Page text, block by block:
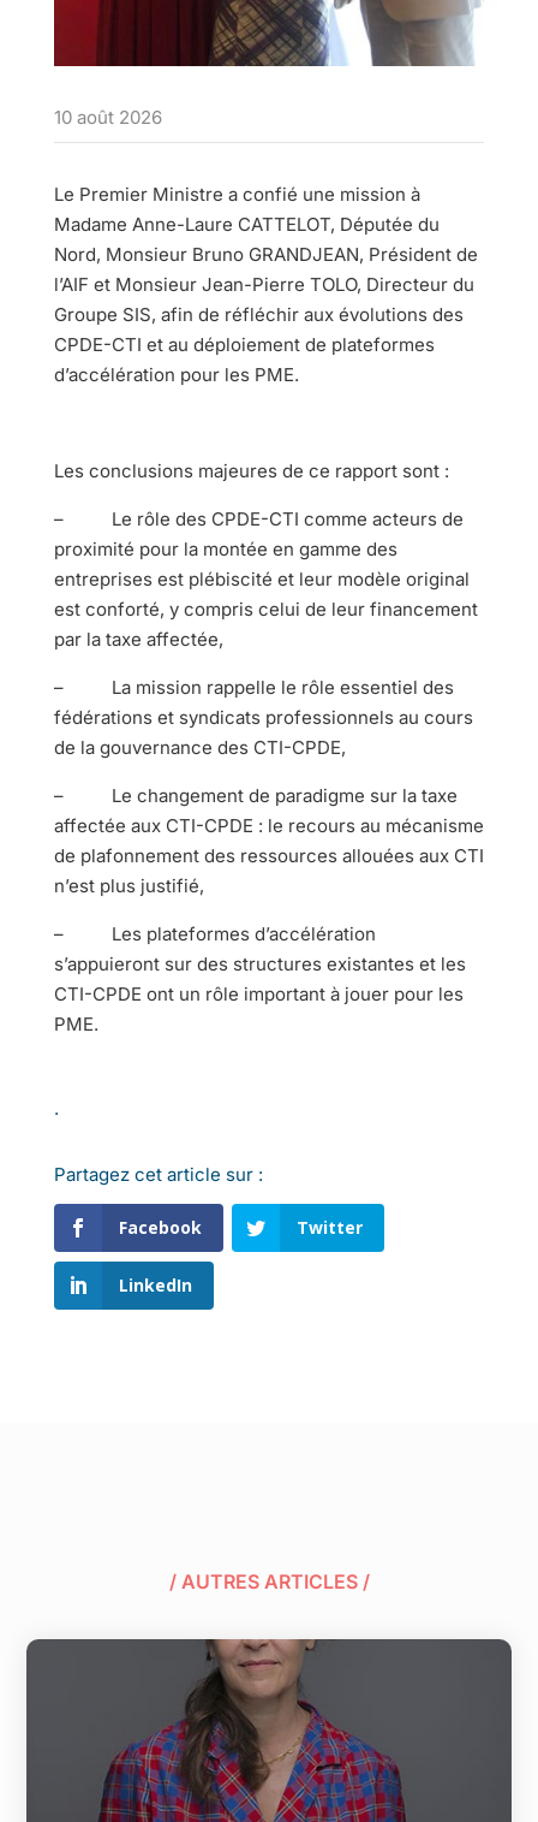
10 août 2026
Le Premier Ministre a confié une mission à
Madame Anne-Laure CATTELOT, Députée du
Nord, Monsieur Bruno GRANDJEAN, Président de
l’AIF et Monsieur Jean-Pierre TOLO, Directeur du
Groupe SIS, afin de réfléchir aux évolutions des
CPDE-CTI et au déploiement de plateformes
d’accélération pour les PME.
Les conclusions majeures de ce rapport sont :
– Le rôle des CPDE-CTI comme acteurs de
proximité pour la montée en gamme des
entreprises est plébiscité et leur modèle original
est conforté, y compris celui de leur financement
par la taxe affectée,
– La mission rappelle le rôle essentiel des
fédérations et syndicats professionnels au cours
de la gouvernance des CTI-CPDE,
– Le changement de paradigme sur la taxe
affectée aux CTI-CPDE : le recours au mécanisme
de plafonnement des ressources allouées aux CTI
n’est plus justifié,
– Les plateformes d’accélération
s’appuieront sur des structures existantes et les
CTI-CPDE ont un rôle important à jouer pour les
PME.
.
Partagez cet article sur :
Facebook Twitter
LinkedIn
/ AUTRES ARTICLES /